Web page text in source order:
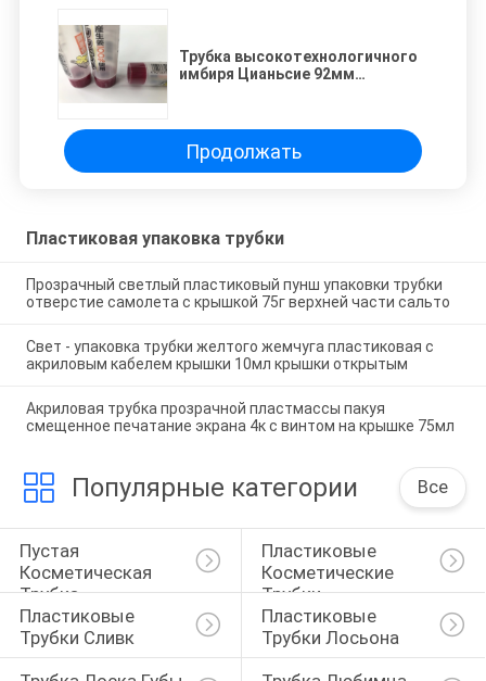
Трубка высокотехнологичного
имбиря Цианьсие 92мм
Продолжать
Пластиковая упаковка трубки
Прозрачный светлый пластиковый пунш упаковки трубки
отверстие самолета с крышкой 75г верхней части сальто
Свет - упаковка трубки желтого жемчуга пластиковая с
акриловым кабелем крышки 10мл крышки открытым
Акриловая трубка прозрачной пластмассы пакуя
смещенное печатание экрана 4к с винтом на крышке 75мл
Популярные категории Все
Пустая
Косметическая
Трубка
Пластиковые
Косметические
Трубки
Пластиковые
Трубки Сливк
Пластиковые
Трубки Лосьона